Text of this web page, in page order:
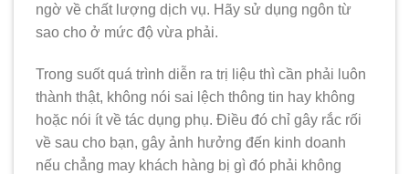
ngờ về chất lượng dịch vụ. Hãy sử dụng ngôn từ
sao cho ở mức độ vừa phải.
Trong suốt quá trình diễn ra trị liệu thì cần phải luôn
thành thật, không nói sai lệch thông tin hay không
hoặc nói ít về tác dụng phụ. Điều đó chỉ gây rắc rối
về sau cho bạn, gây ảnh hưởng đến kinh doanh
nếu chẳng may khách hàng bị gì đó phải không